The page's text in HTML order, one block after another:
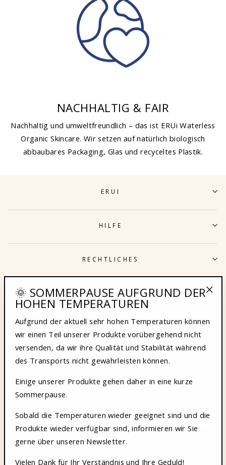
NACHHALTIG & FAIR
Nachhaltig und umweltfreundlich – das ist ERUi Waterless
Organic Skincare. Wir setzen auf natürlich biologisch
abbaubares Packaging, Glas und recyceltes Plastik.
ERUI
HILFE
RECHTLICHES
LUST AUF 10% RABATT?
KUNDENSERVICE
DEINE VORTEILE
DIE INVESTITION WIRD KOFINANZIERT
🌞 SOMMERPAUSE AUFGRUND DER
HOHEN TEMPERATUREN
Aufgrund der aktuell sehr hohen Temperaturen können
wir einen Teil unserer Produkte vorübergehend nicht
versenden, da wir ihre Qualität und Stabilität während
des Transports nicht gewährleisten können.
Einige unserer Produkte gehen daher in eine kurze
Sommerpause.
Sobald die Temperaturen wieder geeignet sind und die
Produkte wieder verfügbar sind, informieren wir Sie
gerne über unseren Newsletter.
Vielen Dank für Ihr Verständnis und Ihre Geduld!